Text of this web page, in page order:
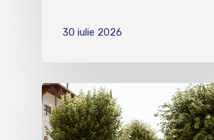
30 iulie 2026